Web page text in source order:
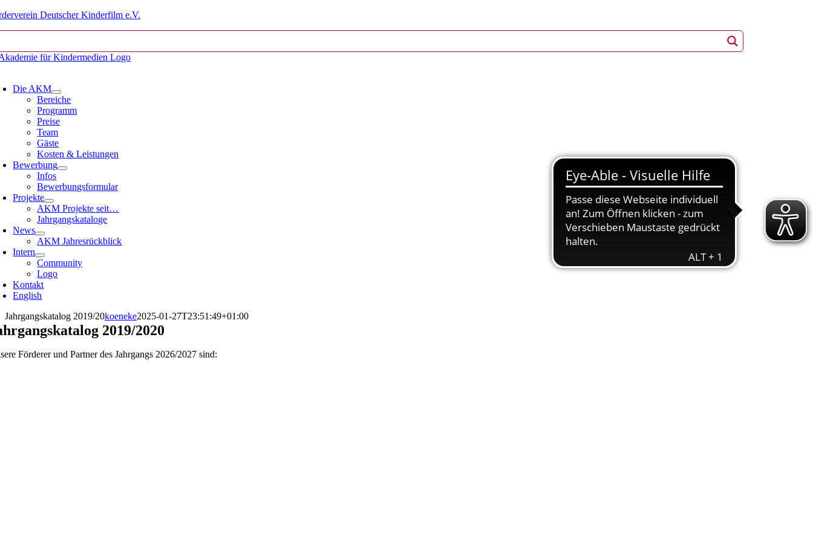
Zum
Deutscher Kinderfilm e.V.
Die AKM
Bereiche
Programm
Preise
Team
Gäste
Kosten & Leistungen
Bewerbung
Infos
Bewerbungsformular
Projekte
AKM Projekte seit…
Jahrgangskataloge
News
AKM Jahresrückblick
Intern
Community
Logo
Kontakt
English
Jahrgangskatalog 2019/20koeneke2025-01-27T23:51:49+01:00
2019/2020
Förderer und Partner des Jahrgangs 2026/2027 sind: